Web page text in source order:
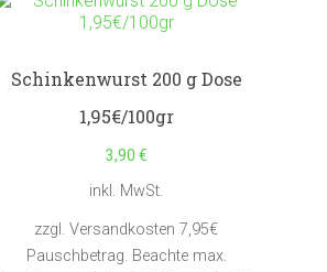
Schinkenwurst 200 g Dose
1,95€/100gr
3,90 €
inkl. MwSt.
zzgl. Versandkosten 7,95€
Pauschbetrag. Beachte max.